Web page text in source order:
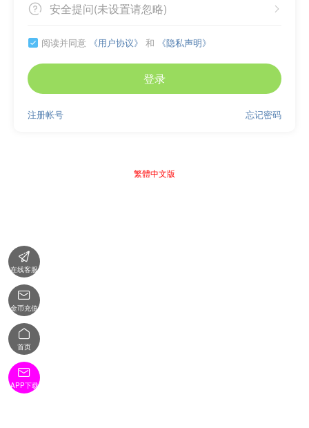
 
安全提问(未设置请忽略)
 阅读并同意 《用户协议》 和 《隐私声明》
登录
忘记密码
注册帐号
繁體中文版

在线客服

金币充值

首页

APP下载